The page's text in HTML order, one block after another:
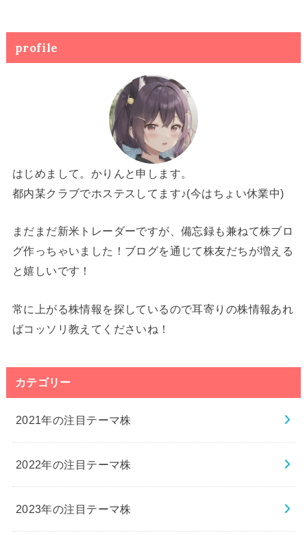
profile
はじめまして。かりんと申します。
都内某クラブでホステスしてます♪(今はちょい休業中)
まだまだ新米トレーダーですが、備忘録も兼ねて株ブロ
グ作っちゃいました！ブログを通じて株友だちが増える
と嬉しいです！
常に上がる株情報を探しているので耳寄りの株情報あれ
ばコッソリ教えてくださいね！
カテゴリー
2021年の注目テーマ株
2022年の注目テーマ株
2023年の注目テーマ株